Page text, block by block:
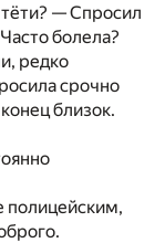
— Спросил
болела?
редко
срочно
близок.
полицейским,